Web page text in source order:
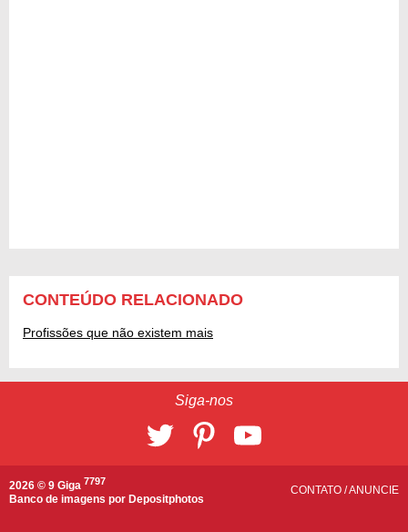
CONTEÚDO RELACIONADO
Profissões que não existem mais
Siga-nos
2026 © 9 Giga 7797
Banco de imagens por Depositphotos
CONTATO /ANUNCIE